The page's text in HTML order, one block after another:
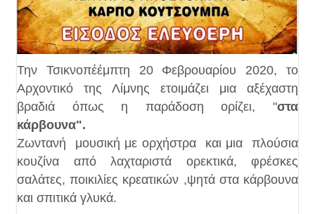
Την Τσικνοπέέμπτη 20 Φεβρουαρίου 2020, το
Αρχοντικό της Λίμνης ετοιμάζει μια αξέχαστη
βραδιά όπως η παράδοση ορίζει, "στα
κάρβουνα".
Ζωντανή μουσική με ορχήστρα και μια πλούσια
κουζίνα από λαχταριστά ορεκτικά, φρέσκες
σαλάτες, ποικιλίες κρεατικών ,ψητά στα κάρβουνα
και σπιτικά γλυκά.